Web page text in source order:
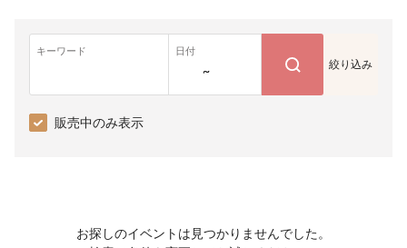
キーワード 日付
~ 絞り込み
販売中のみ表示
お探しのイベントは見つかりませんでした。